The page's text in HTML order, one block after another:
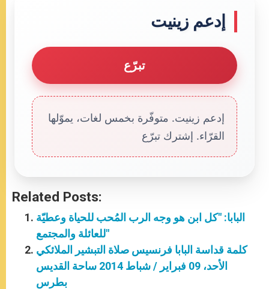
إدعم زينيت
تبرّع
إدعم زينيت. متوفّرة بخمس لغات، يموّلها
القرّاء. إشترك تبرّع
Related Posts:
البابا: "كل ابن هو وجه الرب المُحب للحياة وعطيّة
للعائلة والمجتمع"
كلمة قداسة البابا فرنسيس صلاة التبشير الملائكي
الأحد، 09 فبراير / شباط 2014 ساحة القديس
بطرس